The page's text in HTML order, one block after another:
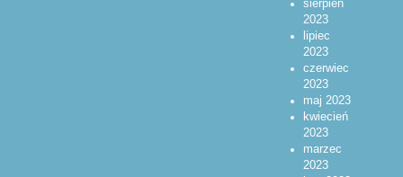
sierpień
2023
lipiec
2023
czerwiec
2023
maj 2023
kwiecień
2023
marzec
2023